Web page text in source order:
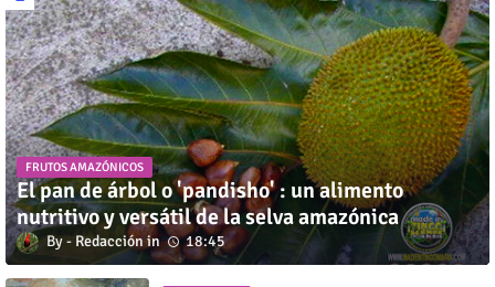
FRUTOS AMAZÓNICOS
El pan de árbol o 'pandisho' : un alimento
nutritivo y versátil de la selva amazónica
Redacción 18:45